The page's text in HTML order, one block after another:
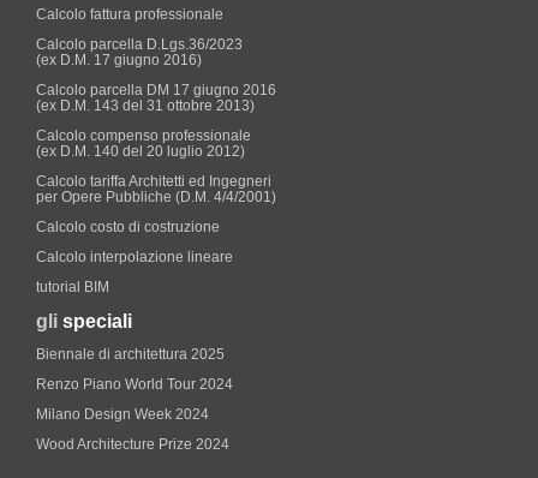
Calcolo fattura professionale
Calcolo parcella D.Lgs.36/2023
(ex D.M. 17 giugno 2016)
Calcolo parcella DM 17 giugno 2016
(ex D.M. 143 del 31 ottobre 2013)
Calcolo compenso professionale
(ex D.M. 140 del 20 luglio 2012)
Calcolo tariffa Architetti ed Ingegneri
per Opere Pubbliche (D.M. 4/4/2001)
Calcolo costo di costruzione
Calcolo interpolazione lineare
tutorial BIM
gli speciali
Biennale di architettura 2025
Renzo Piano World Tour 2024
Milano Design Week 2024
Wood Architecture Prize 2024